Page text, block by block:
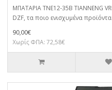
ΜΠΑΤΑΡΙΑ TNE12-35B TIANNENG
DZF, τα ποιο ενισχυμένα προϊόντα
90,00€
Χωρίς ΦΠΑ: 72,58€